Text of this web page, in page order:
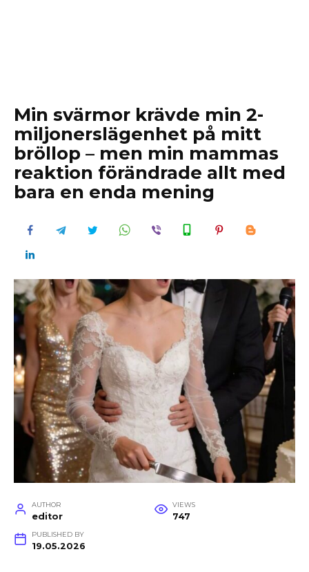
Min svärmor krävde min 2-
miljonerslägenhet på mitt
bröllop – men min mammas
reaktion förändrade allt med
bara en enda mening
AUTHOR
editor
VIEWS
747
PUBLISHED BY
19.05.2026